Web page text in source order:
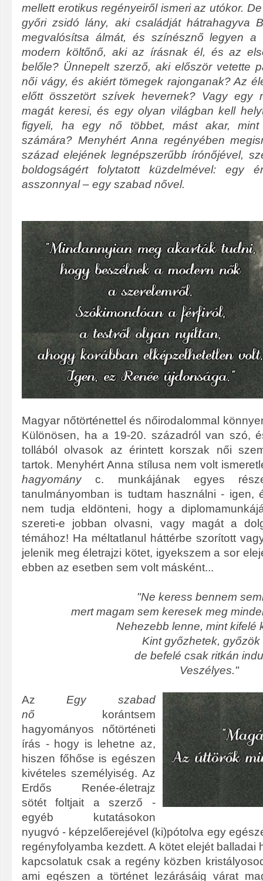
mellett erotikus regényeiről ismeri az utókor.
győri zsidó lány, aki családját hátrahagyva
megvalósítsa álmát, és színésznő legyen a
modern költőnő, aki az írásnak él, és az
belőle? Ünnepelt szerző, aki először vetette
női vágy, és akiért tömegek rajonganak? Az
előtt összetört szívek hevernek? Vagy egy
magát keresi, és egy olyan világban kell
figyeli, ha egy nő többet, mást akar,
számára? Menyhért Anna regényében
század elejének legnépszerűbb írónőjével,
boldogságért folytatott küzdelmével: egy
asszonnyal – egy szabad nővel.
Magyar nőtörténettel és nőirodalommal
Különösen, ha a 19-20. századról van szó,
tollából olvasok az érintett korszak női
tartok. Menyhért Anna stílusa nem volt
hagyományc. munkájának egyes
tanulmányomban is tudtam használni -
nem tudja eldönteni, hogy a
szereti-e jobban olvasni, vagy magát a
témához! Ha méltatlanul háttérbe szorított
jelenik meg életrajzi kötet, igyekszem a sor
ebben az esetben sem volt másként...
"Ne keress bennem
mert magam sem keresek meg
Nehezebb lenne, mint kifelé
Kint győzhetek,
de befelécsak ritkán
Veszélyes."
AzEgy szabad
nő korántsem
hagyományos nőtörténeti
írás - hogy is lehetne az,
hiszen főhőse is egészen
kivételes személyiség. Az
Erdős Renée-életrajz
sötét foltjait a szerző -
egyéb kutatásokon
nyugvó - képzelőerejével (ki)pótolva egy
regényfolyamba kezdett. A kötet elejét balladai
kapcsolatuk csak a regény közben
ami egészen a történet lezárásáig várat